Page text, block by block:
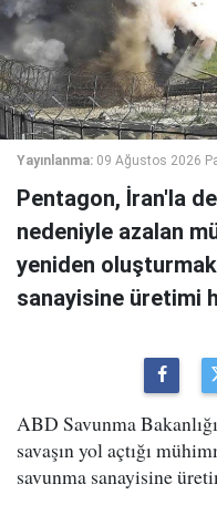
Yayınlanma: 09 Ağustos 2026
Pentagon, İran'la
nedeniyle azalan
yeniden
sanayisine üretimi
ABD Savunma
savaşın yol açtığı
savunma sanayisine